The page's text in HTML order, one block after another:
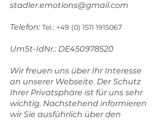
stadler.emotions@gmail.com
Telefon:Tel.: +49 (0) 1511 1915067
UmSt-IdNr.: DE450978520
Wir freuen uns über Ihr Interesse
an unserer Webseite. Der Schutz
Ihrer Privatsphäre ist für uns sehr
wichtig. Nachstehend informieren
wir Sie ausführlich über den